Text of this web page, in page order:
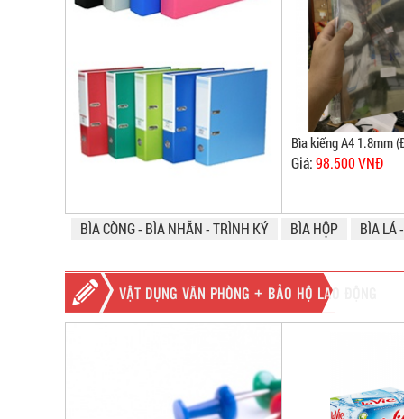
Bìa kiếng A4 1.8mm
Giá:98.500 VNĐ
BÌA CÒNG - BÌA NHẪN - TRÌNH KÝ BÌA HỘP BÌA LÁ
VẬT DỤNG VĂN PHÒNG + BẢO HỘ LAO ĐỘNG